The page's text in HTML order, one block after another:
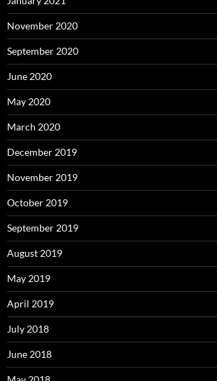
November 2020
September 2020
June 2020
May 2020
March 2020
December 2019
November 2019
October 2019
September 2019
August 2019
May 2019
April 2019
July 2018
June 2018